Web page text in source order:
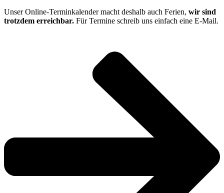
Unser Online-Terminkalender macht deshalb auch Ferien, wir sind
trotzdem erreichbar. Für Termine schreib uns einfach eine E-Mail.